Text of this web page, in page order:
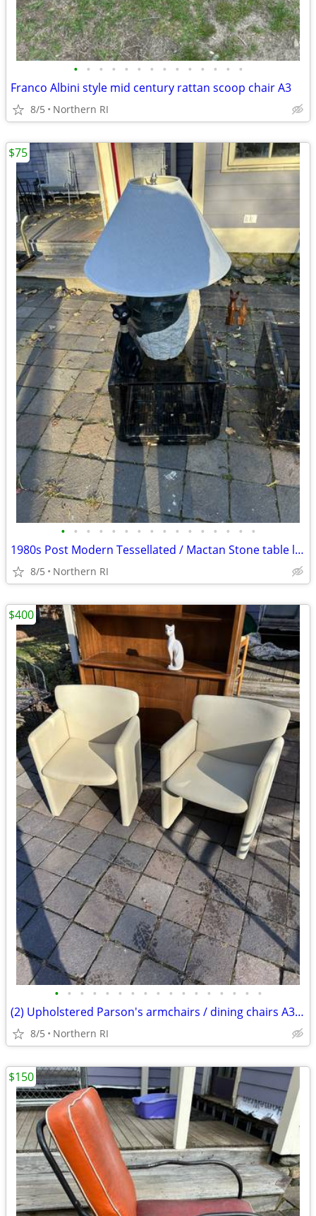
• • • • • • • • • • • • • •
Franco Albini style mid century rattan scoop chair A3
8/5 Northern RI
• • • • • • • • • • • • • • • •
1980s Post Modern Tessellated / Mactan Stone table lamp A436
8/5 Northern RI
$75
• • • • • • • • • • • • • • • • •
(2) Upholstered Parson's armchairs / dining chairs A351
8/5 Northern RI
$400
$150